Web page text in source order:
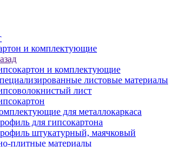
и комплектующие
и комплектующие
листовые материалы
лист
для металлокаркаса
для гипсокартона
штукатурный, маячковый
плитные материалы